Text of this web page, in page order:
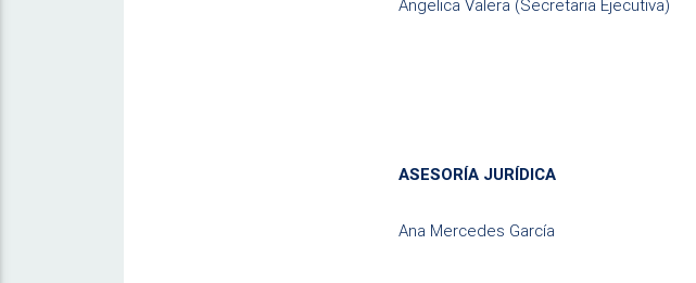
Angelica Valera (Secretaria Ejecutiva)
ASESORÍA JURÍDICA
Ana Mercedes García